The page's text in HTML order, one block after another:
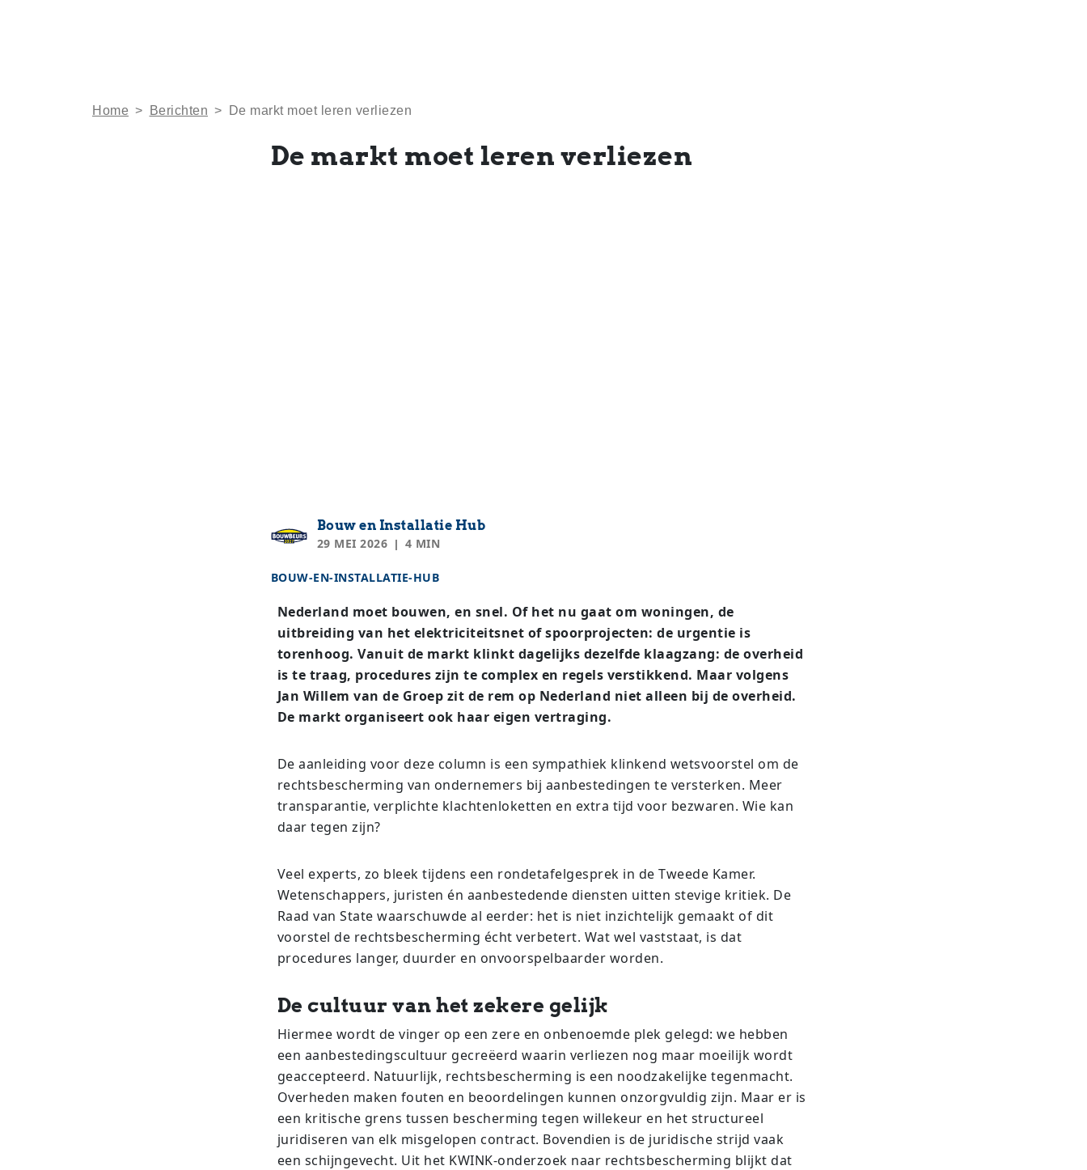
Home > Berichten > De markt moet leren verliezen
De markt moet leren verliezen
Bouw en Installatie Hub
29 MEI 2026
4 MIN
BOUW-EN-INSTALLATIE-HUB
Nederland moet bouwen, en snel. Of het nu gaat om woningen, de
uitbreiding van het elektriciteitsnet of spoorprojecten: de urgentie is
torenhoog. Vanuit de markt klinkt dagelijks dezelfde klaagzang: de overheid
is te traag, procedures zijn te complex en regels verstikkend. Maar volgens
Jan Willem van de Groep zit de rem op Nederland niet alleen bij de overheid.
De markt organiseert ook haar eigen vertraging.
De aanleiding voor deze column is een sympathiek klinkend wetsvoorstel om de
rechtsbescherming van ondernemers bij aanbestedingen te versterken. Meer
transparantie, verplichte klachtenloketten en extra tijd voor bezwaren. Wie kan
daar tegen zijn?
Veel experts, zo bleek tijdens een rondetafelgesprek in de Tweede Kamer.
Wetenschappers, juristen én aanbestedende diensten uitten stevige kritiek. De
Raad van State waarschuwde al eerder: het is niet inzichtelijk gemaakt of dit
voorstel de rechtsbescherming écht verbetert. Wat wel vaststaat, is dat
procedures langer, duurder en onvoorspelbaarder worden.
De cultuur van het zekere gelijk
Hiermee wordt de vinger op een zere en onbenoemde plek gelegd: we hebben
een aanbestedingscultuur gecreëerd waarin verliezen nog maar moeilijk wordt
geaccepteerd. Natuurlijk, rechtsbescherming is een noodzakelijke tegenmacht.
Overheden maken fouten en beoordelingen kunnen onzorgvuldig zijn. Maar er is
een kritische grens tussen bescherming tegen willekeur en het structureel
juridiseren van elk misgelopen contract. Bovendien is de juridische strijd vaak
een schijngevecht. Uit het KWINK-onderzoek naar rechtsbescherming blijkt dat